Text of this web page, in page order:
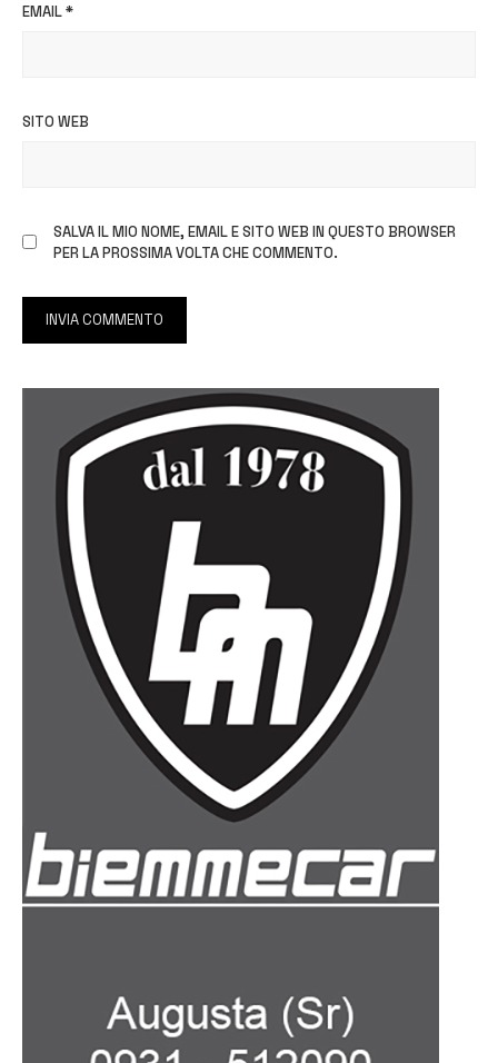
EMAIL*
SITO WEB
SALVA IL MIO NOME, EMAIL E SITO WEB IN QUESTO BROWSER
PER LA PROSSIMA VOLTA CHE COMMENTO.